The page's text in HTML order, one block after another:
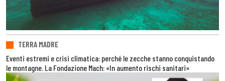
TERRA MADRE
Eventi estremi e crisi climatica: perché le zecche stanno conquistando
le montagne. La Fondazione Mach: «In aumento rischi sanitari»